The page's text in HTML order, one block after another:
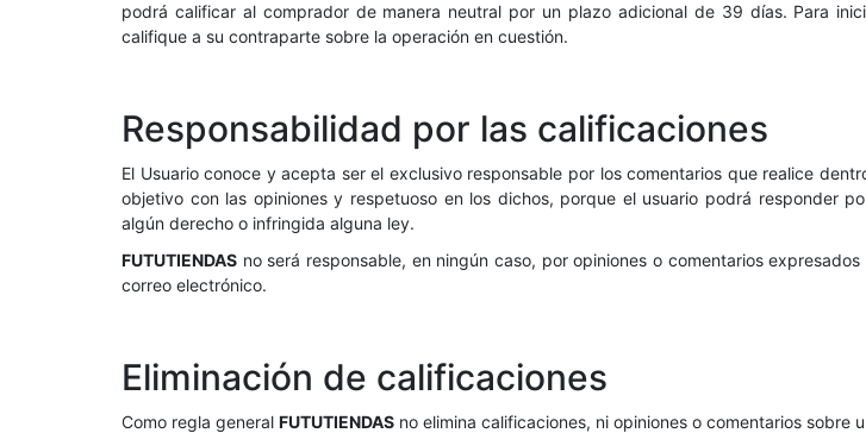
podrá calificar al comprador de manera neutral por un plazo adicional de 39 días. Para
califique a su contraparte sobre la operación en cuestión.
Responsabilidad por las calificaciones
El Usuario conoce y acepta ser el exclusivo responsable por los comentarios que realice
objetivo con las opiniones y respetuoso en los dichos, porque el usuario podrá responder
algún derecho o infringida alguna ley.
FUTUTIENDAS no será responsable, en ningún caso, por opiniones o comentarios
correo electrónico.
Eliminación de calificaciones
Como regla general FUTUTIENDAS no elimina calificaciones, ni opiniones o comentarios sobre